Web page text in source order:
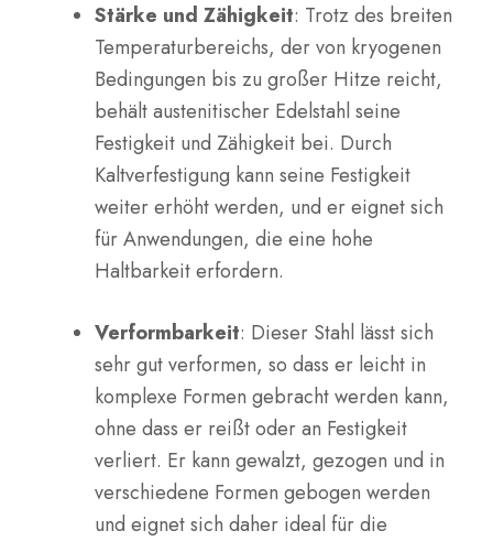
Stärke und Zähigkeit: Trotz des breiten
Temperaturbereichs, der von kryogenen
Bedingungen bis zu großer Hitze reicht,
behält austenitischer Edelstahl seine
Festigkeit und Zähigkeit bei. Durch
Kaltverfestigung kann seine Festigkeit
weiter erhöht werden, und er eignet sich
für Anwendungen, die eine hohe
Haltbarkeit erfordern.
Verformbarkeit: Dieser Stahl lässt sich
sehr gut verformen, so dass er leicht in
komplexe Formen gebracht werden kann,
ohne dass er reißt oder an Festigkeit
verliert. Er kann gewalzt, gezogen und in
verschiedene Formen gebogen werden
und eignet sich daher ideal für die